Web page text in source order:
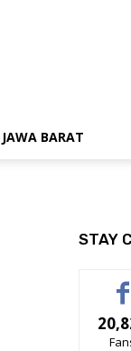
JAWA BARAT
STAY